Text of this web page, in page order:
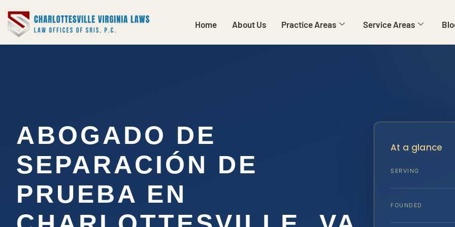
Home About Us Practice Areas Service Areas
ABOGADO DE
SEPARACIÓN DE
PRUEBA EN
At a glance
SERVING
FOUNDED